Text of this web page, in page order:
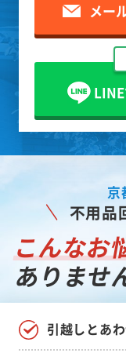
メー
京
不用品
こんなお
ありませ
引越しとあ